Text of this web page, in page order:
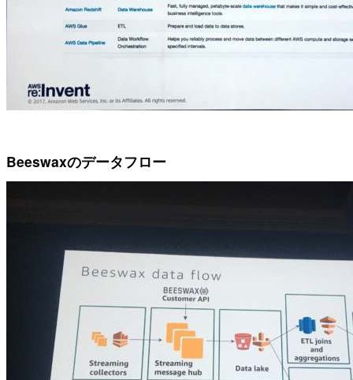
Beeswaxのデータフロー